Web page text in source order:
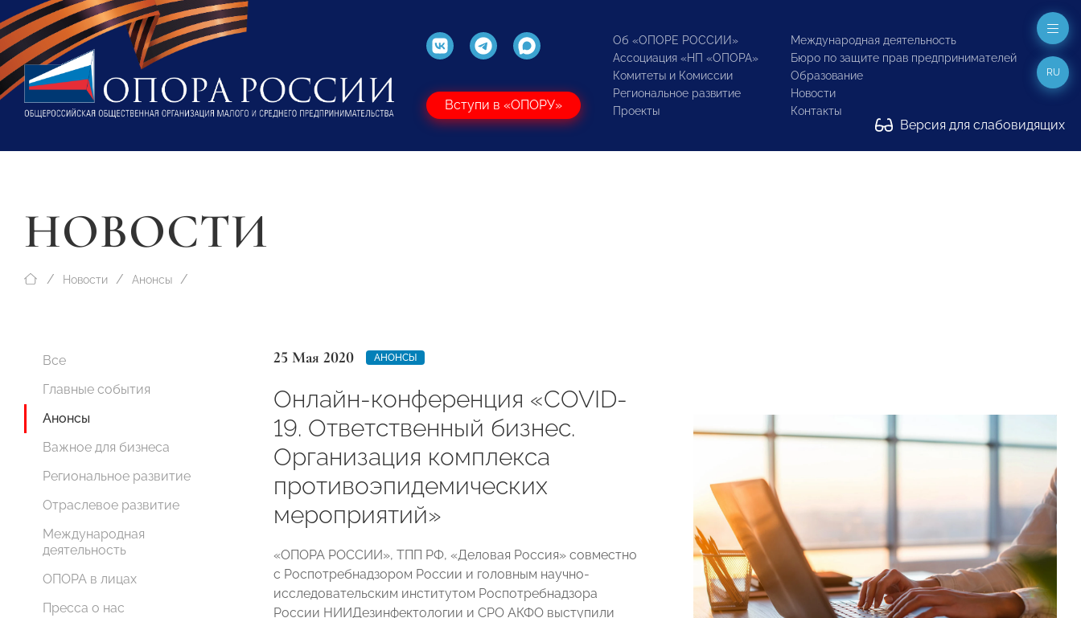
Вступи в «ОПОРУ»
Об «ОПОРЕ РОССИИ»
Ассоциация «НП «ОПОРА»
Комитеты и Комиссии
Региональное развитие
Проекты
Международная деятельность
Бюро по защите прав предпринимателей
Образование
Новости
Контакты
Версия для слабовидящих
RU
НОВОСТИ
Новости Анонсы
Все
Главные события
Анонсы
Важное для бизнеса
Региональное развитие
Отраслевое развитие
Международная
деятельность
ОПОРА в лицах
Пресса о нас
25 Мая 2020 АНОНСЫ
Онлайн-конференция «COVID-
19. Ответственный бизнес.
Организация комплекса
противоэпидемических
мероприятий»
«ОПОРА РОССИИ», ТПП РФ, «Деловая Россия» совместно
с Роспотребнадзором России и головным научно-
исследовательским институтом Роспотребнадзора
России НИИДезинфектологии и СРО АКФО выступили